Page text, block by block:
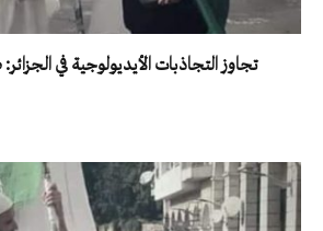
تجاوز التجاذبات الأيديولوجية في